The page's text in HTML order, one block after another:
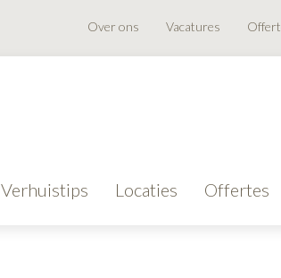
Vacatures
Over ons
Verhuistips Locaties Offertes